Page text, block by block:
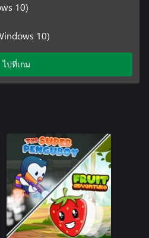
10)
10)
ไปที่เกม